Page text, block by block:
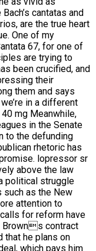
cantatas and
are the true heart
One of my
67, for one of
are trying to
been crucified, and
their
them and says
in a different
mg Meanwhile,
in the Senate
to the defunding
rhetoric has
lopressor sr
above the law
political struggle
such as the New
attention to
for reform have
Browns contract
that he plans on
which pays him